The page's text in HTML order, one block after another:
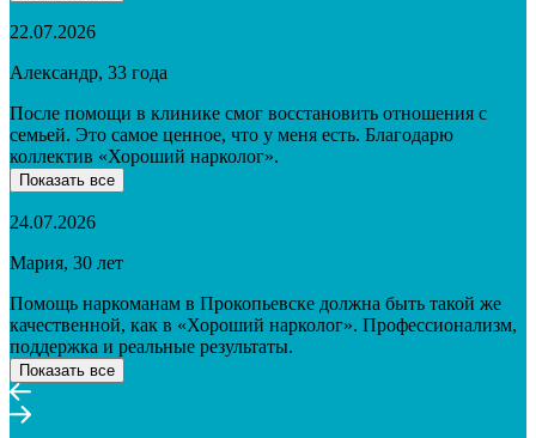
22.07.2026
Александр, 33 года
После помощи в клинике смог восстановить отношения с
семьей. Это самое ценное, что у меня есть. Благодарю
коллектив «Хороший нарколог».
Показать все
24.07.2026
Мария, 30 лет
Помощь наркоманам в Прокопьевске должна быть такой же
качественной, как в «Хороший нарколог». Профессионализм,
поддержка и реальные результаты.
Показать все